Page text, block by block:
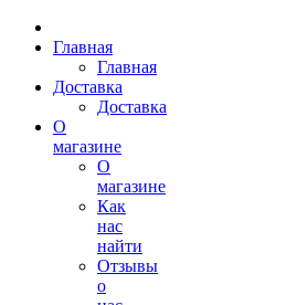
Главная
Главная
Доставка
Доставка
О
магазине
О
магазине
Как
нас
найти
Отзывы
о